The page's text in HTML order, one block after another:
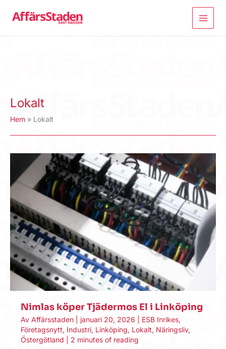
Lokalt
Hem Lokalt
Nimlas köper Tjädermos El i Linköping
Av Affärsstaden januari 20, 2026 ESB Inrikes,
Företagsnytt, Industri, Linköping, Lokalt, Näringsliv,
Östergötland
2 minutes of reading